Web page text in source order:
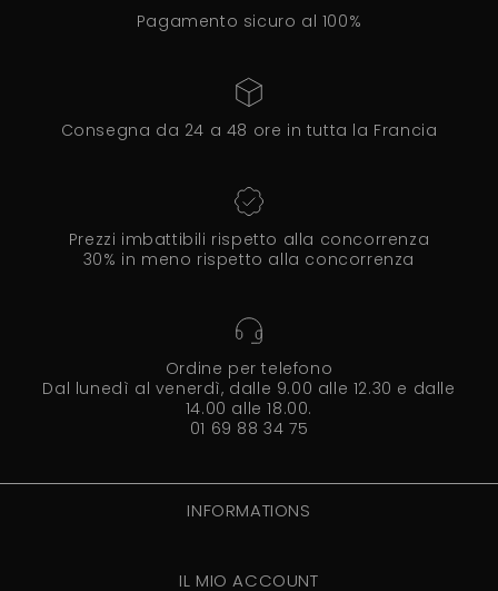
Pagamento sicuro al 100%
Consegna da 24 a 48 ore in tutta la Francia
Prezzi imbattibili rispetto alla concorrenza
30% in meno rispetto alla concorrenza
Ordine per telefono
Dal lunedì al venerdì, dalle 9.00 alle 12.30 e dalle
14.00 alle 18.00.
01 69 88 34 75
INFORMATIONS
IL MIO ACCOUNT